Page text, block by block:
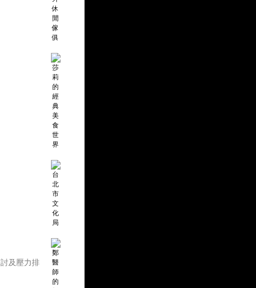
及壓力排